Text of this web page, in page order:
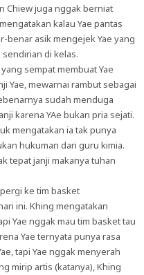
Chiew juga nggak berniat
kalau Yae pantas
benar asik mengejek Yae yang
di kelas.
sempat membuat Yae
Yae, mewarnai rambut sebagai
sudah menduga
karena YAe bukan pria sejati.
mengatakan ia tak punya
hukuman dari guru kimia.
tepat janji makanya tuhan
ke tim basket
ini. Khing mengatakan
Yae nggak mau tim basket tau
Yae ternyata punya rasa
tapi Yae nggak menyerah
mirip artis (katanya), Khing